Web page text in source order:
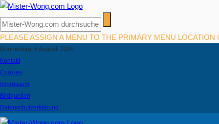
PLEASE ASSIGN A MENU TO THE PRIMARY MENU LOCATION
Donnerstag, 6 August, 2026
Kontakt
Cookies
Impressum
Bildquellen
Datenschutzerklärung